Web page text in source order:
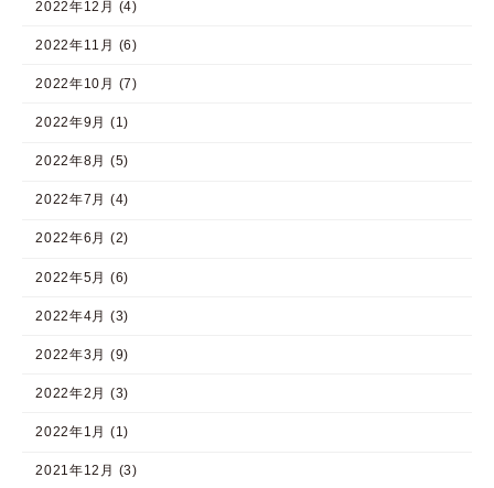
2022年12月 (4)
2022年11月 (6)
2022年10月 (7)
2022年9月 (1)
2022年8月 (5)
2022年7月 (4)
2022年6月 (2)
2022年5月 (6)
2022年4月 (3)
2022年3月 (9)
2022年2月 (3)
2022年1月 (1)
2021年12月 (3)